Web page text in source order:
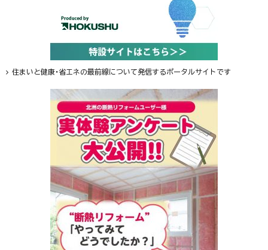
住まいと健康・省エネの最前線について発信するポータルサイトです